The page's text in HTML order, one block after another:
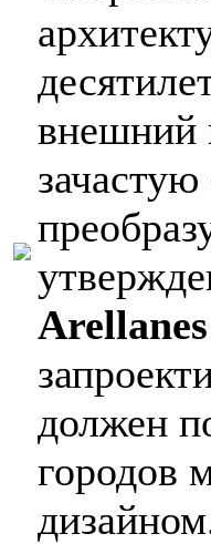
внешний
Arellanes
должен
городов